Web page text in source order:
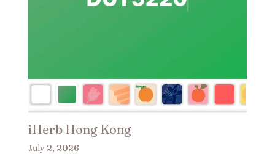
iHerb Hong Kong
July 2, 2026